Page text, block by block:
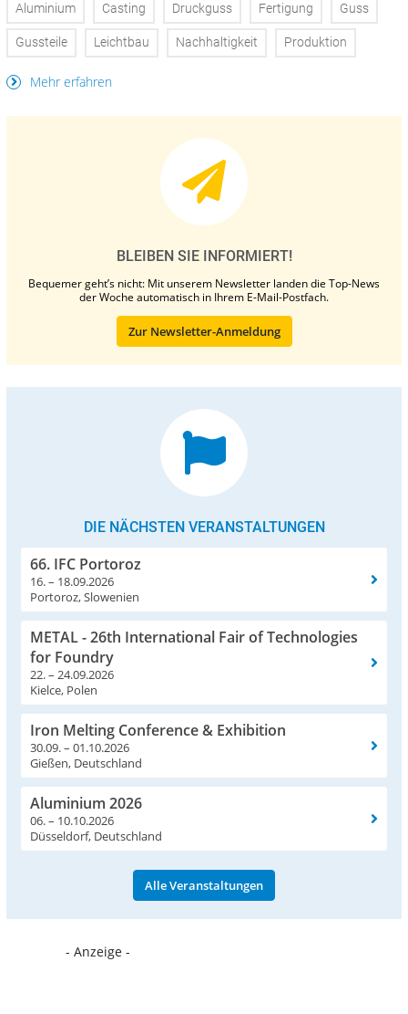
Aluminium Casting Druckguss Fertigung Guss
Gussteile Leichtbau Nachhaltigkeit Produktion
Mehr erfahren
BLEIBEN SIE INFORMIERT!
Bequemer geht’s nicht: Mit unserem Newsletter landen die Top-News
der Woche automatisch in Ihrem E-Mail-Postfach.
Zur Newsletter-Anmeldung
DIE NÄCHSTEN VERANSTALTUNGEN
66. IFC Portoroz
16. – 18.09.2026
Portoroz, Slowenien
METAL - 26th International Fair of Technologies
for Foundry
22. – 24.09.2026
Kielce, Polen
Iron Melting Conference & Exhibition
30.09. – 01.10.2026
Gießen, Deutschland
Aluminium 2026
06. – 10.10.2026
Düsseldorf, Deutschland
Alle Veranstaltungen
- Anzeige -